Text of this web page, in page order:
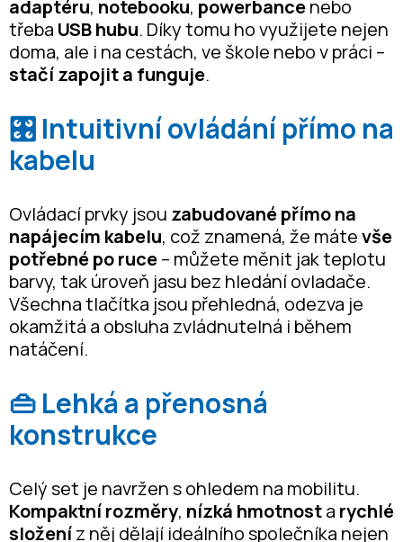
adaptéru, notebooku, powerbancenebo
třeba USB hubu. Díky tomu ho využijete nejen
doma, ale i na cestách, ve škole nebo v práci –
stačí zapojit a funguje.
🎛️ Intuitivní ovládání přímo na
kabelu
Ovládací prvky jsou zabudované přímo na
napájecím kabelu, což znamená, že mátevše
potřebné po ruce– můžete měnit jak teplotu
barvy, tak úroveň jasu bez hledání ovladače.
Všechna tlačítka jsou přehledná, odezva je
okamžitá a obsluha zvládnutelná i během
natáčení.
👜 Lehká a přenosná
konstrukce
Celý set je navržen s ohledem na mobilitu.
Kompaktní rozměry, nízká hmotnosta rychlé
složeníz něj dělají ideálního společníka nejen